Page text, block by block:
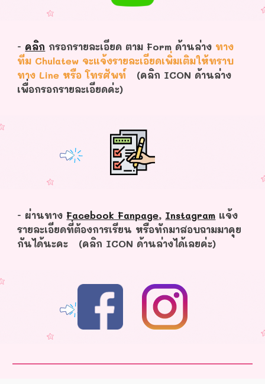
- คลิก กรอกรายละเอียด ตาม Form ด้านล่าง ทาง
ทีม Chulatew จะแจ้งรายละเอียดเพิ่มเติมให้ทราบ
ทาง Line หรือ โทรศัพท์
(คลิก ICON ด้านล่าง
เพื่อกรอกรายละเอียดค่ะ)
- ผ่านทาง Facebook Fanpage, Instagram แจ้ง
รายละเอียดที่ต้องการเรียน หรือทักมาสอบถามมาคุย
กันได้นะคะ (คลิก ICON ด้านล่างได้เลยค่ะ)